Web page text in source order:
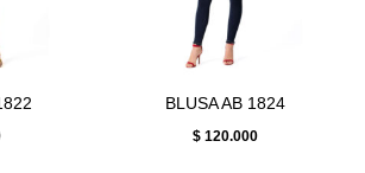
BLUSA AB 1824
$120.000